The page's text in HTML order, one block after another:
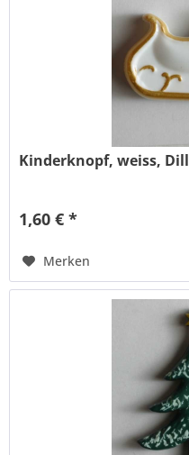
Kinderknopf, weiss, Dill
1,60 € *
Merken